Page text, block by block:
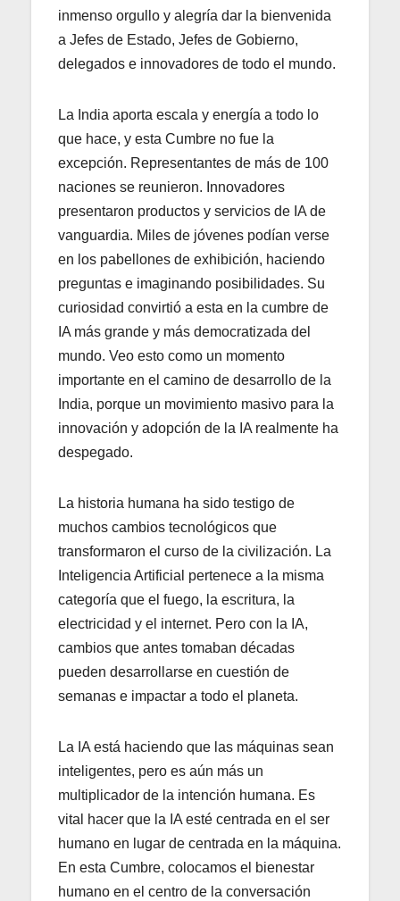
inmenso orgullo y alegría dar la bienvenida
a Jefes de Estado, Jefes de Gobierno,
delegados e innovadores de todo el mundo.
La India aporta escala y energía a todo lo
que hace, y esta Cumbre no fue la
excepción. Representantes de más de 100
naciones se reunieron. Innovadores
presentaron productos y servicios de IA de
vanguardia. Miles de jóvenes podían verse
en los pabellones de exhibición, haciendo
preguntas e imaginando posibilidades. Su
curiosidad convirtió a esta en la cumbre de
IA más grande y más democratizada del
mundo. Veo esto como un momento
importante en el camino de desarrollo de la
India, porque un movimiento masivo para la
innovación y adopción de la IA realmente ha
despegado.
La historia humana ha sido testigo de
muchos cambios tecnológicos que
transformaron el curso de la civilización. La
Inteligencia Artificial pertenece a la misma
categoría que el fuego, la escritura, la
electricidad y el internet. Pero con la IA,
cambios que antes tomaban décadas
pueden desarrollarse en cuestión de
semanas e impactar a todo el planeta.
La IA está haciendo que las máquinas sean
inteligentes, pero es aún más un
multiplicador de la intención humana. Es
vital hacer que la IA esté centrada en el ser
humano en lugar de centrada en la máquina.
En esta Cumbre, colocamos el bienestar
humano en el centro de la conversación